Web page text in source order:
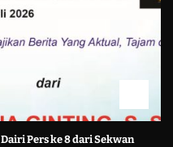
Pers ke 8 dari Sekwan